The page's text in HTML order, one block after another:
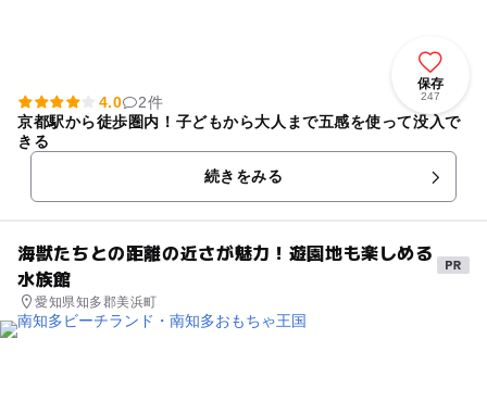
保存
247
4.0
2件
京都駅から徒歩圏内！子どもから大人まで五感を使って没入で
きる
続きをみる
海獣たちとの距離の近さが魅力！遊園地も楽しめる
水族館
愛知県知多郡美浜町